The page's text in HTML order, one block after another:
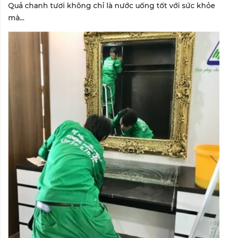
Quả chanh tươi không chỉ là nước uống tốt với sức khỏe
mà...